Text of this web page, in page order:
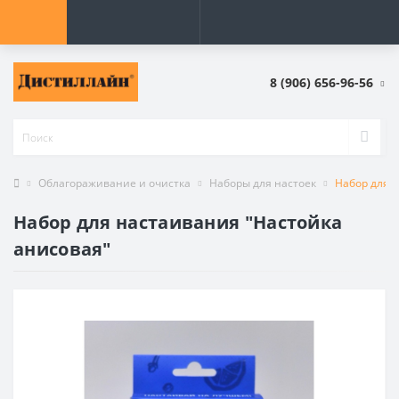
8 (906) 656-96-56
Облагораживание и очистка Наборы для настоек Набор для
Набор для настаивания "Настойка
анисовая"